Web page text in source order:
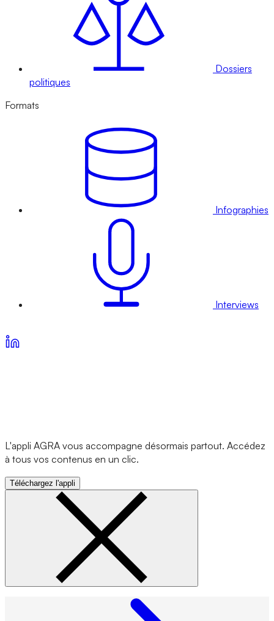
Dossiers
politiques
Formats
Infographies
Interviews
L'appli AGRA vous accompagne désormais partout. Accédez
à tous vos contenus en un clic.
Téléchargez l'appli